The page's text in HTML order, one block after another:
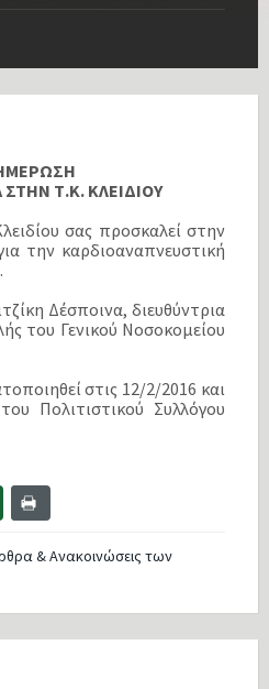
ΣΤΗΝ Τ.Κ. ΚΛΕΙΔΙΟΥ
σας προσκαλεί στην
την καρδιοαναπνευστική
Δέσποινα, διευθύντρια
του Γενικού Νοσοκομείου
στις 12/2/2016 και
Πολιτιστικού Συλλόγου
& Ανακοινώσεις των